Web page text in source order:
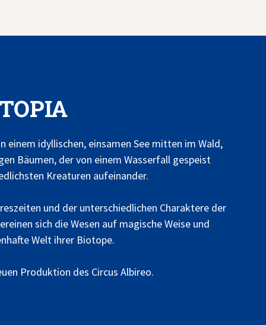
einem idyllischen, einsamen See mitten im Wald,
Bäumen, der von einem Wasserfall gespeist
Kreaturen aufeinander.
und der unterschiedlichen Charaktere der
sich die Wesen auf magische Weise und
Welt ihrer Biotope.
Produktion des Circus Albireo.